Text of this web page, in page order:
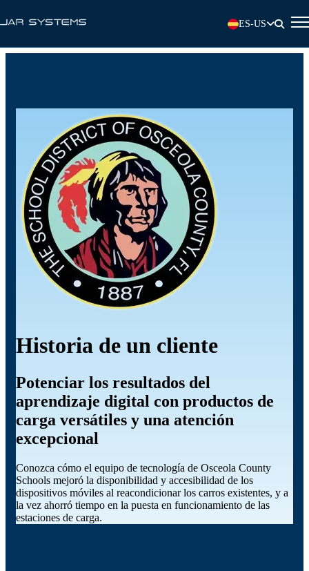
ES-US
Historia de un cliente
Potenciar los resultados del
aprendizaje digital con productos de
carga versátiles y una atención
excepcional
Conozca cómo el equipo de tecnología de Osceola County
Schools mejoró la disponibilidad y accesibilidad de los
dispositivos móviles al reacondicionar los carros existentes, y a
la vez ahorró tiempo en la puesta en funcionamiento de las
estaciones de carga.